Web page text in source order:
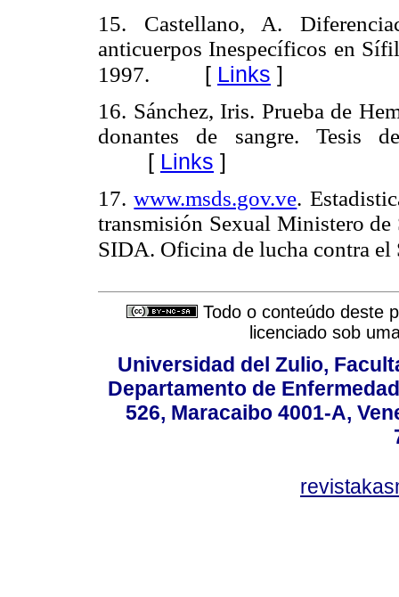
15. Castellano, A.
anticuerpos Inespecíficos en
1997.
[ Links ]
16. Sánchez, Iris. Prueba de
donantes de sangre.
Tesis
[ Links ]
17.www.msds.gov.ve.
transmisión Sexual Ministero
SIDA. Oficina de lucha contra
Todo o conteúdo deste
licenciado sob
Universidad del Zulio,
Departamento de
526, Maracaibo 4001-A,